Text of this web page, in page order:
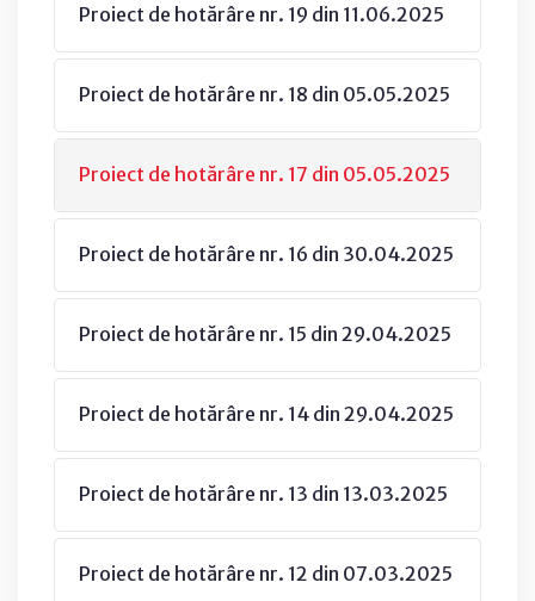
Proiect de hotărâre nr. 19 din 11.06.2025
Proiect de hotărâre nr. 18 din 05.05.2025
Proiect de hotărâre nr. 17 din 05.05.2025
Proiect de hotărâre nr. 16 din 30.04.2025
Proiect de hotărâre nr. 15 din 29.04.2025
Proiect de hotărâre nr. 14 din 29.04.2025
Proiect de hotărâre nr. 13 din 13.03.2025
Proiect de hotărâre nr. 12 din 07.03.2025